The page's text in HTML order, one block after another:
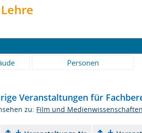
Personen
Veranstaltungen für
zu: Film und Medienwissenschaften